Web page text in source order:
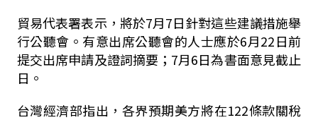
貿易代表署表示，將於7月7日針對這些建議措施舉
行公聽會。有意出席公聽會的人士應於6月22日前
提交出席申請及證詞摘要；7月6日為書面意見截止
日。
台灣經濟部指出，各界預期美方將在122條款關稅